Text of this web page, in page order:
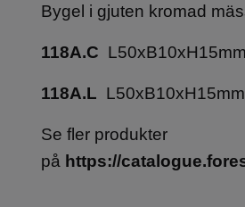
Bygel i gjuten kromad
118A.C
118A.L
Se fler produkter
på https://